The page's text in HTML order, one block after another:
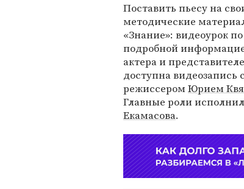
Поставить пьесу на
методические
«Знание»: видеоурок
подробной
актера и
доступна видеозапись
режиссеромЮрием
Главные роли
Екамасова.